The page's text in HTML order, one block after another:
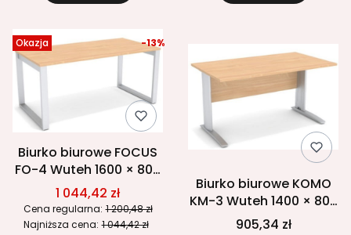
Okazja
Biurko biurowe FOCUS
FO-4 Wuteh 1600 × 800
mm
1 044,42 zł
Cena regularna: 1 200,48 zł
-13%
Najniższa cena: 1 044,42 zł
Biurko biurowe KOMO
KM-3 Wuteh 1400 × 800
mm
905,34 zł